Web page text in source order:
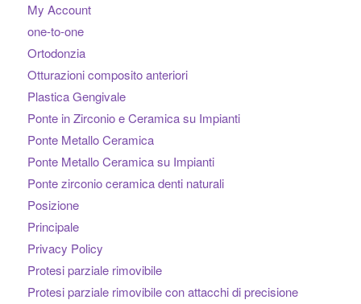
My Account
one-to-one
Ortodonzia
Otturazioni composito anteriori
Plastica Gengivale
Ponte in Zirconio e Ceramica su Impianti
Ponte Metallo Ceramica
Ponte Metallo Ceramica su Impianti
Ponte zirconio ceramica denti naturali
Posizione
Principale
Privacy Policy
Protesi parziale rimovibile
Protesi parziale rimovibile con attacchi di precisione